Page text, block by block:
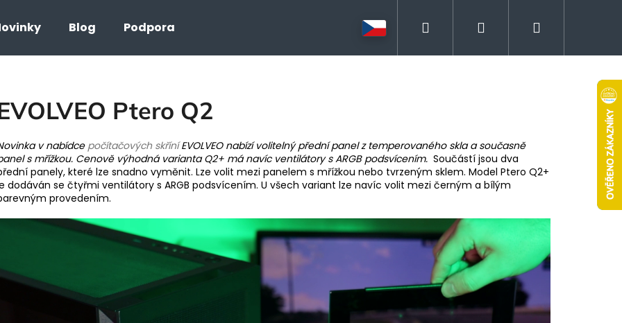
Blog Podpora Přihlášení
Ptero Q2
v nabídce počítačových skříníEVOLVEO nabízí volitelný přední panel z temperovaného skla a současně
s mřížkou. Cenově výhodná varianta Q2+ má navíc ventilátory s ARGB podsvícením. Součástí jsou dva
panely, které lze snadno vyměnit. Lze volit mezi panelem s mřížkou nebo tvrzeným sklem. Model Ptero Q2+
dodáván se čtyřmi ventilátory s ARGB podsvícením. U všech variant lze navíc volit mezi černým a bílým
provedením.